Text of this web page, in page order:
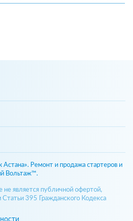
Ремонт и продажа стартеров и
Вольтаж™.
не является публичной офертой,
395 Гражданского Кодекса